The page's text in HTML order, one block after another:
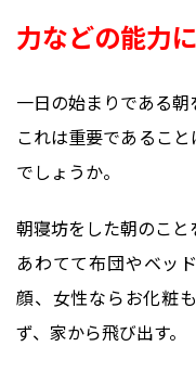
力などの能力
一日の始まりである朝
これは重要であるこ
でしょうか。
朝寝坊をした朝のこと
あわてて布団やベッ
顔、女性ならお化粧
ず、家から飛び出す。